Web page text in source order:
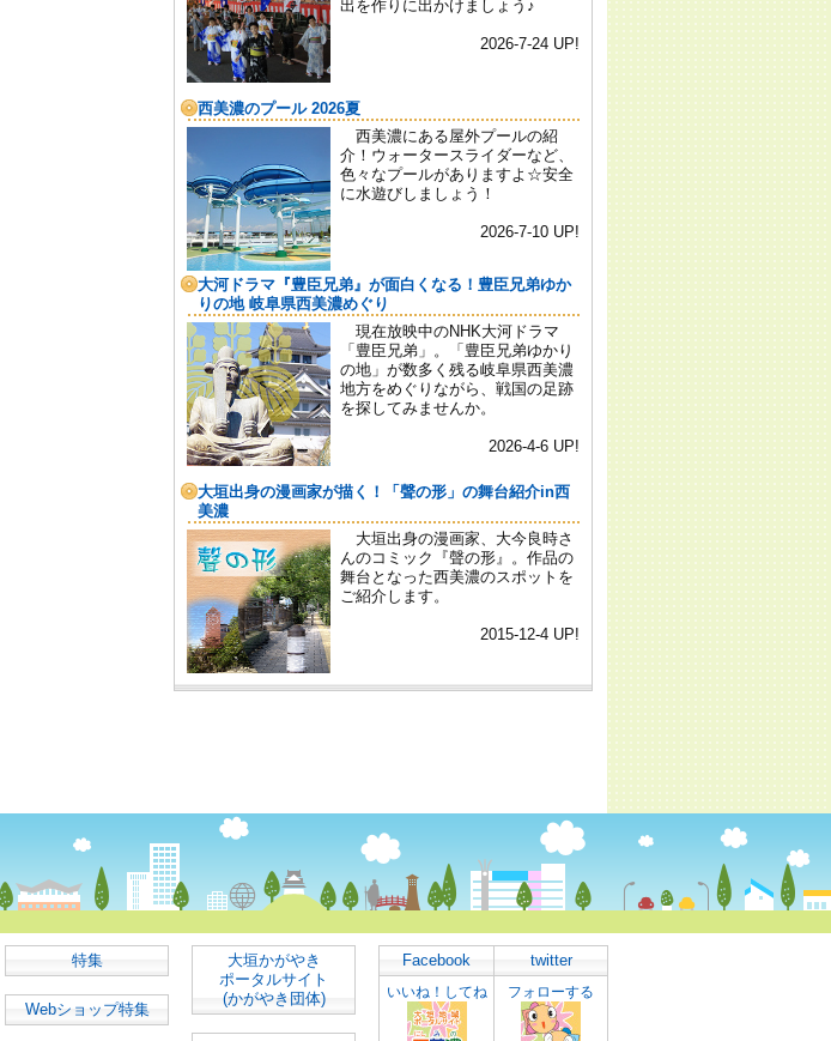
特集
Webショップ特集
大垣かがやき
ポータルサイト
(かがやき団体)
Facebook
いいね！してね
twitter
フォローする